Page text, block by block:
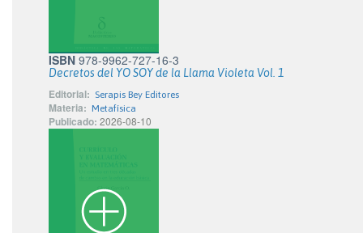
ISBN 978-9962-727-16-3
Decretos del YO SOY de la Llama Violeta Vol. 1
Editorial: Serapis Bey Editores
Materia: Metafísica
Publicado: 2026-08-10